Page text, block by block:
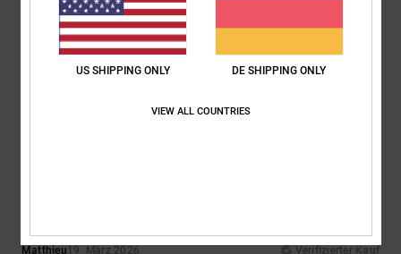
Ein super Preis-Leistungs-Verhältnis. 40 £ … für diesen Preis bekommt
man sonst nichts in dieser Qualität!!! Dicke Baumwolle … ich liebe es.
Ich warte auf weitere Angebote, Leute!!! Tolle Arbeit!!
/5 Preis-Leistungs-Verhältnis : 5/5 Größe : Perfekte Größe
Ich empfehle dieses Produkt
Matthieu19. März 2026
Verifizierter Kauf
US SHIPPING ONLY DE SHIPPING ONLY
VIEW ALL COUNTRIES